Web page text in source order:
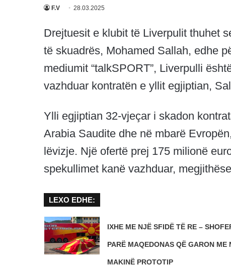
F.V 28.03.2025
Drejtuesit e klubit të Liverpulit thuhet
të skuadrës, Mohamed Sallah, edhe
mediumit “talkSPORT”, Liverpulli
vazhduar kontratën e yllit egjiptian,
Ylli egjiptian 32-vjeçar i skadon
Arabia Saudite dhe në mbarë
lëvizje. Një ofertë prej 175 milionë
spekullimet kanë vazhduar,
LEXO EDHE:
IXHE ME NJË SFIDË TË RE –
PARË MAQEDONAS QË GARON ME
MAKINË PROTOTIP